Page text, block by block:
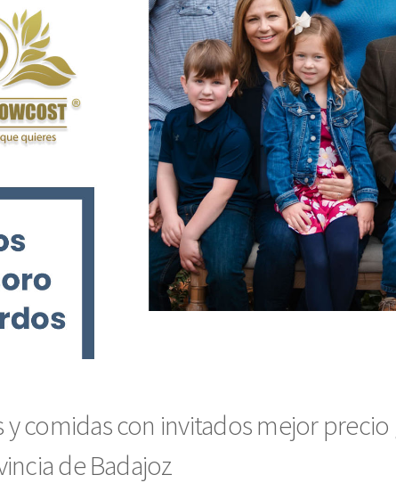
comidas con invitados mejor precio
de Badajoz